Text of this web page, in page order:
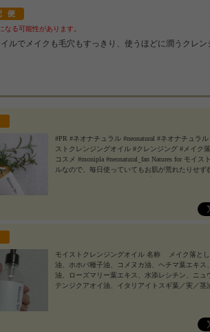
る可能性があります。
ルでメイクも毛穴もすっきり、使うほどに潤うクレン
#PR #ネオナチュラル #neonatural #ネオナチュラ
ストクレンジングオイル #クレンジング #メイク
コスメ #monipla #neonatural_fan Natures for モイ
ルなので、毎日使っていてもお肌が荒れたりせず
好き。 黒ずみや毛穴にも期待。 #neonatural #ネオ
ォー #モイストクレンジングオイル #クレンジン
モイストクレンジングオイル 名称 メイク落と
油、ホホバ種子油、コメヌカ油、ヘチマ葉エキ
油、ローズマリー葉エキス、水添レシチン、ニュ
テンジクアオイ油、イタリアイトスギ葉／実／
し #ナチュラルコスメ #オーガニックコスメ